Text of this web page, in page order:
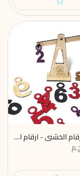
ميزان الارقام الخشبي - ارقام انجليزي لتعليم العد والارقام للاطفال من سن 3 سنوات